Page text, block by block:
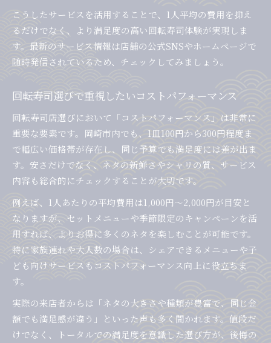
こうしたサービスを活用することで、1人平均の費用を抑え
るだけでなく、より満足度の高い回転寿司体験が実現しま
す。最新のサービス情報は店舗の公式SNSやホームページで
随時発信されているため、チェックしてみましょう。
回転寿司選びで重視したいコストパフォーマンス
回転寿司店選びにおいて「コストパフォーマンス」は非常に
重要な要素です。岡崎市内でも、1皿100円から300円程度ま
で幅広い価格帯が存在し、同じ予算でも満足度には差が出ま
す。安さだけでなく、ネタの新鮮さやシャリの質、サービス
内容も総合的にチェックすることが大切です。
例えば、1人あたりの平均費用は1,000円～2,000円が目安と
なりますが、セットメニューや季節限定のキャンペーンを活
用すれば、よりお得に多くのネタを楽しむことが可能です。
特に家族連れや大人数の場合は、シェアできるメニューや子
ども向けサービスもコストパフォーマンス向上に役立ちま
す。
実際の来店者からは「ネタの大きさや種類が豊富で、同じ金
額でも満足感が違う」といった声も多く聞かれます。値段だ
けでなく、トータルでの満足度を意識した選び方が、後悔の